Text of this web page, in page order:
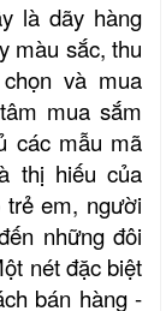
là dãy hàng
màu sắc, thu
và mua
mua sắm
các mẫu mã
thị hiếu của
em, người
những đôi
nét đặc biệt
bán hàng -